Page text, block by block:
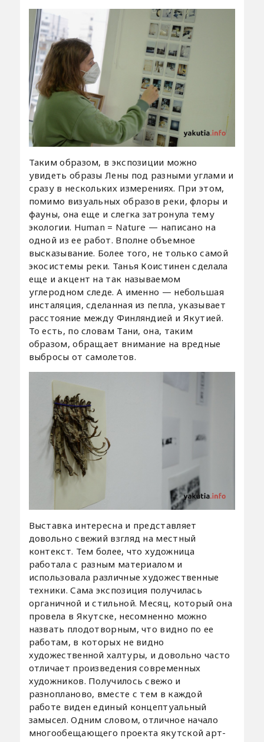
Таким образом, в экспозиции можно
увидеть образы Лены под разными углами и
сразу в нескольких измерениях. При этом,
помимо визуальных образов реки, флоры и
фауны, она еще и слегка затронула тему
экологии. Human = Nature — написано на
одной из ее работ. Вполне объемное
высказывание. Более того, не только самой
экосистемы реки. Танья Коистинен сделала
еще и акцент на так называемом
углеродном следе. А именно — небольшая
инсталяция, сделанная из пепла, указывает
расстояние между Финляндией и Якутией.
То есть, по словам Тани, она, таким
образом, обращает внимание на вредные
выбросы от самолетов.
Выставка интересна и представляет
довольно свежий взгляд на местный
контекст. Тем более, что художница
работала с разным материалом и
использовала различные художественные
техники. Сама экспозиция получилась
органичной и стильной. Месяц, который она
провела в Якутске, несомненно можно
назвать плодотворным, что видно по ее
работам, в которых не видно
художественной халтуры, и довольно часто
отличает произведения современных
художников. Получилось свежо и
разнопланово, вместе с тем в каждой
работе виден единый концептуальный
замысел. Одним словом, отличное начало
многообещающего проекта якутской арт-